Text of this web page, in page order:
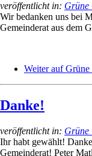
veröffentlicht in: Grüne
Wir bedanken uns bei
Gemeinderat aus dem
Weiter auf Grüne
Danke!
veröffentlicht in: Grüne
Ihr habt gewählt!
Gemeinderat! Peter